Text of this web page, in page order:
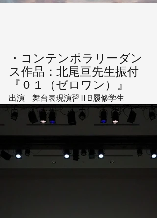
・コンテンポラリーダン
ス作品：北尾亘先生振付
『０１（ゼロワン）』
出演　舞台表現演習ⅡB履修学生